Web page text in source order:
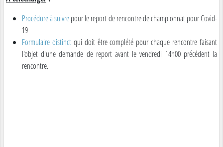
Procédure à suivrepour le report de rencontre de championnat pour Covid-
19
Formulaire distinctqui doit être complété pour chaque rencontre faisant
l'objet d'une demande de report avant le vendredi 14h00 précédent la
rencontre.